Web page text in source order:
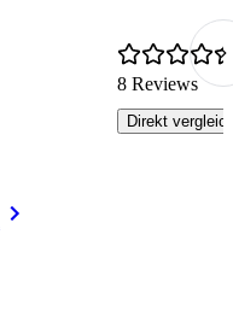
8 Reviews
Direkt